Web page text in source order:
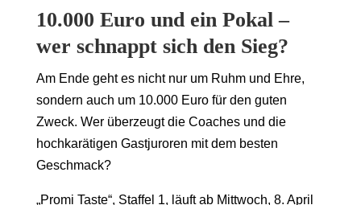
10.000 Euro und ein Pokal –
wer schnappt sich den Sieg?
Am Ende geht es nicht nur um Ruhm und Ehre,
sondern auch um 10.000 Euro für den guten
Zweck. Wer überzeugt die Coaches und die
hochkarätigen Gastjuroren mit dem besten
Geschmack?
„Promi Taste“, Staffel 1, läuft ab Mittwoch, 8. April